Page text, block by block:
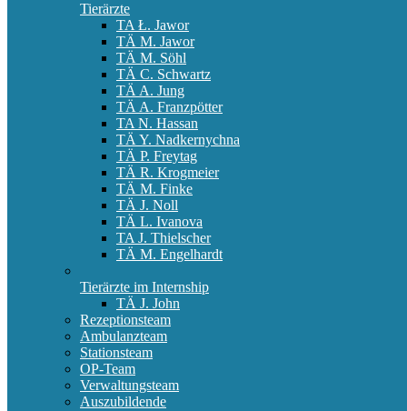
Tierärzte
TA Ł. Jawor
TÄ M. Jawor
TÄ M. Söhl
TÄ C. Schwartz
TÄ A. Jung
TÄ A. Franzpötter
TA N. Hassan
TÄ Y. Nadkernychna
TÄ P. Freytag
TÄ R. Krogmeier
TÄ M. Finke
TÄ J. Noll
TÄ L. Ivanova
TA J. Thielscher
TÄ M. Engelhardt
Tierärzte im Internship
TÄ J. John
Rezeptionsteam
Ambulanzteam
Stationsteam
OP-Team
Verwaltungsteam
Auszubildende